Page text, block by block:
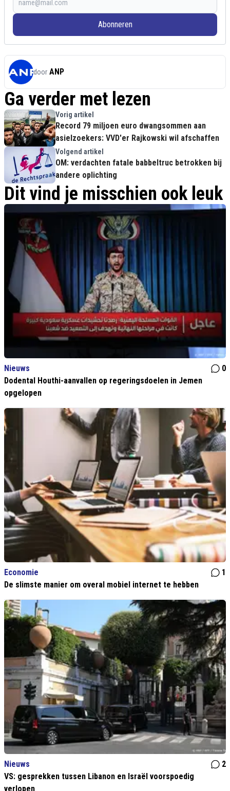
Abonneren
door ANP
Ga verder met lezen
Vorig artikel
Record 79 miljoen euro dwangsommen aan
asielzoekers: VVD'er Rajkowski wil afschaffen
Volgend artikel
OM: verdachten fatale babbeltruc betrokken bij
andere oplichting
Dit vind je misschien ook leuk
Nieuws
0
Dodental Houthi-aanvallen op regeringsdoelen in Jemen
opgelopen
Economie
1
De slimste manier om overal mobiel internet te hebben
Nieuws
2
VS: gesprekken tussen Libanon en Israël voorspoedig
verlopen